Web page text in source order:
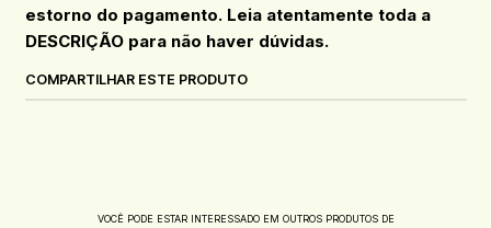
estorno do pagamento. Leia atentamente toda a
DESCRIÇÃO para não haver dúvidas.
COMPARTILHAR ESTE PRODUTO
VOCÊ PODE ESTAR INTERESSADO EM OUTROS PRODUTOS DE